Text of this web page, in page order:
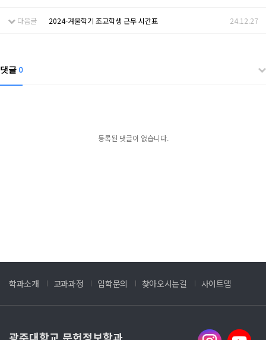
다음글 2024-겨울학기 조교학생 근무 시간표 24.12.27
댓글0
등록된 댓글이 없습니다.
학과소개 교과과정 입학문의 찾아오시는길 사이트맵